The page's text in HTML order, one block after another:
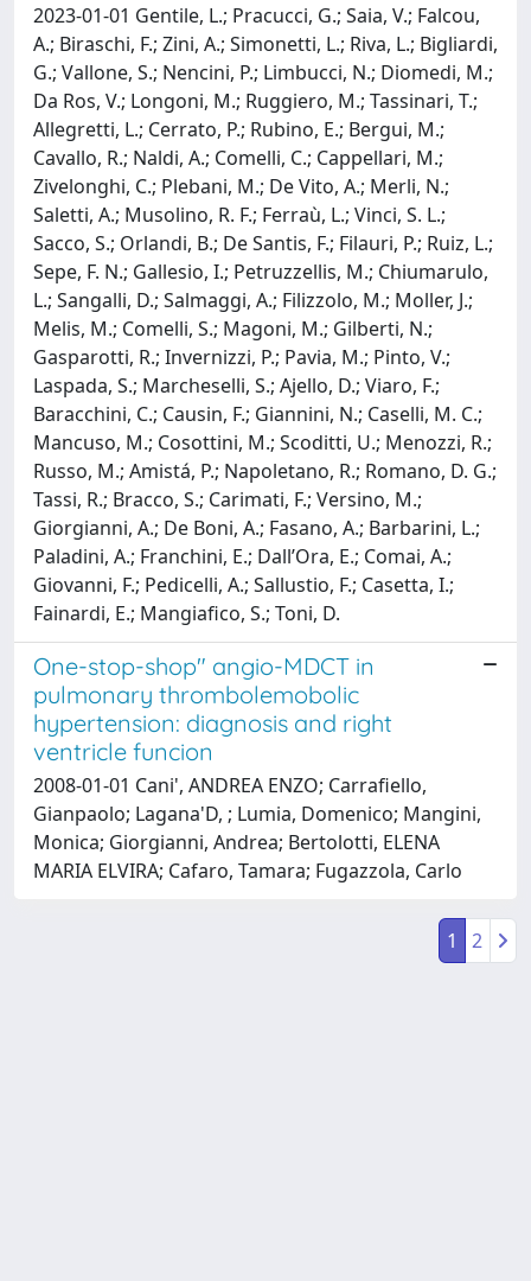
2023-01-01 Gentile, L.; Pracucci, G.; Saia, V.; Falcou,
A.; Biraschi, F.; Zini, A.; Simonetti, L.; Riva, L.; Bigliardi,
G.; Vallone, S.; Nencini, P.; Limbucci, N.; Diomedi, M.;
Da Ros, V.; Longoni, M.; Ruggiero, M.; Tassinari, T.;
Allegretti, L.; Cerrato, P.; Rubino, E.; Bergui, M.;
Cavallo, R.; Naldi, A.; Comelli, C.; Cappellari, M.;
Zivelonghi, C.; Plebani, M.; De Vito, A.; Merli, N.;
Saletti, A.; Musolino, R. F.; Ferraù, L.; Vinci, S. L.;
Sacco, S.; Orlandi, B.; De Santis, F.; Filauri, P.; Ruiz, L.;
Sepe, F. N.; Gallesio, I.; Petruzzellis, M.; Chiumarulo,
L.; Sangalli, D.; Salmaggi, A.; Filizzolo, M.; Moller, J.;
Melis, M.; Comelli, S.; Magoni, M.; Gilberti, N.;
Gasparotti, R.; Invernizzi, P.; Pavia, M.; Pinto, V.;
Laspada, S.; Marcheselli, S.; Ajello, D.; Viaro, F.;
Baracchini, C.; Causin, F.; Giannini, N.; Caselli, M. C.;
Mancuso, M.; Cosottini, M.; Scoditti, U.; Menozzi, R.;
Russo, M.; Amistá, P.; Napoletano, R.; Romano, D. G.;
Tassi, R.; Bracco, S.; Carimati, F.; Versino, M.;
Giorgianni, A.; De Boni, A.; Fasano, A.; Barbarini, L.;
Paladini, A.; Franchini, E.; Dall’Ora, E.; Comai, A.;
Giovanni, F.; Pedicelli, A.; Sallustio, F.; Casetta, I.;
Fainardi, E.; Mangiafico, S.; Toni, D.
One-stop-shop" angio-MDCT in
pulmonary thrombolemobolic
hypertension: diagnosis and right
ventricle funcion
2008-01-01 Cani', ANDREA ENZO; Carrafiello,
Gianpaolo; Lagana'D, ; Lumia, Domenico; Mangini,
Monica; Giorgianni, Andrea; Bertolotti, ELENA
MARIA ELVIRA; Cafaro, Tamara; Fugazzola, Carlo
1 2